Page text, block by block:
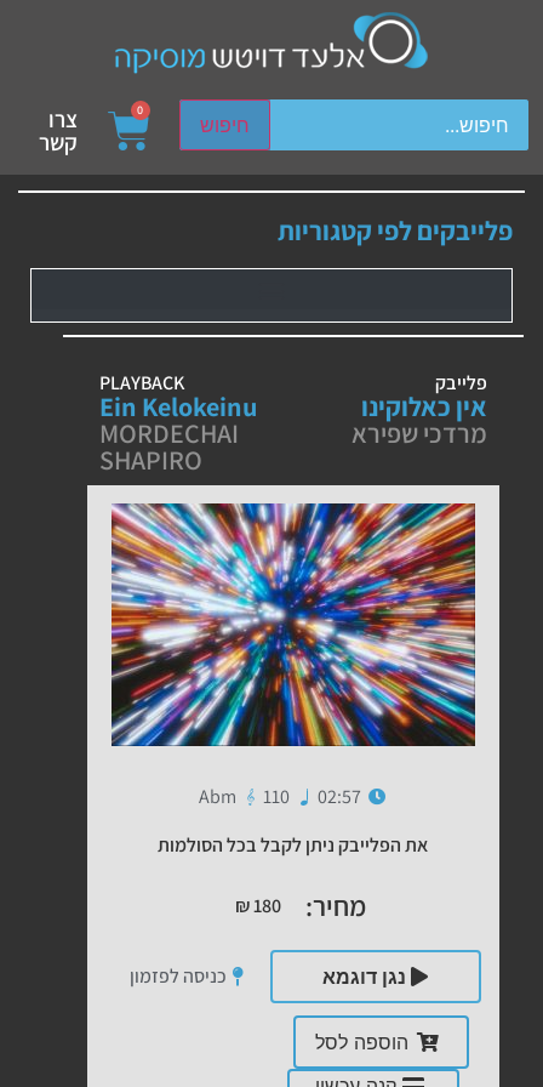
חיפוש
device users, explore by touch or with swipe gestures.
0 צרו
קשר
פלייבקים לפי קטגוריות
פלייבק
אין כאלוקינו
מרדכי שפירא
PLAYBACK
Ein Kelokeinu
MORDECHAI
SHAPIRO
02:57
110
Abm
את הפלייבק ניתן לקבל בכל הסולמות
מחיר: ₪180
נגן דוגמא כניסה לפזמון
הוספה לסל